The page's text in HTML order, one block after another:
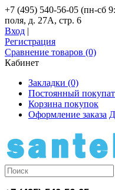
+7 (495) 540-56-05 (пн-сб
поля, д. 27А, стр. 6
Вход |
Регистрация
Сравнение товаров (0)
Кабинет
Закладки (0)
Постоянный
Корзина покупок
Оформление заказа